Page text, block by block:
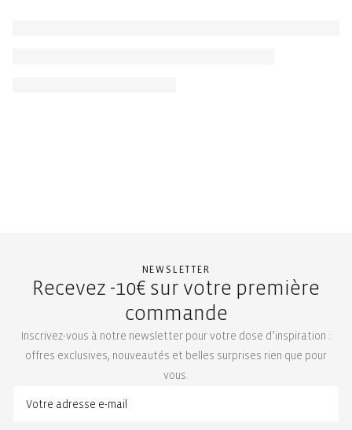
NEWSLETTER
Recevez -10€ sur votre première
commande
Inscrivez-vous à notre newsletter pour votre dose d’inspiration :
offres exclusives, nouveautés et belles surprises rien que pour
vous.